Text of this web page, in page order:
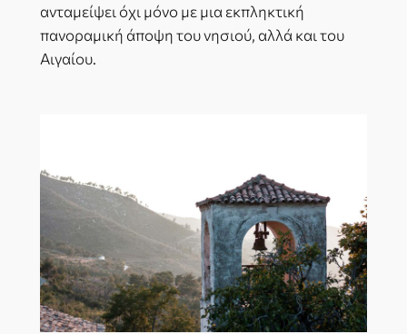
ανταμείψει όχι μόνο με μια εκπληκτική
πανοραμική άποψη του νησιού, αλλά και του
Αιγαίου.